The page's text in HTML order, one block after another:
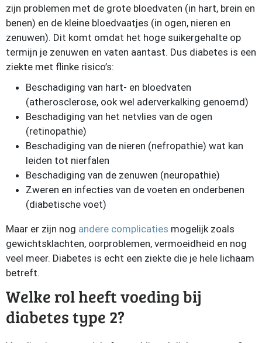
zijn problemen met de grote bloedvaten (in hart, brein en
benen) en de kleine bloedvaatjes (in ogen, nieren en
zenuwen). Dit komt omdat het hoge suikergehalte op
termijn je zenuwen en vaten aantast. Dus diabetes is een
ziekte met flinke risico’s:
Beschadiging van hart- en bloedvaten
(atherosclerose, ook wel aderverkalking genoemd)
Beschadiging van het netvlies van de ogen
(retinopathie)
Beschadiging van de nieren (nefropathie) wat kan
leiden tot nierfalen
Beschadiging van de zenuwen (neuropathie)
Zweren en infecties van de voeten en onderbenen
(diabetische voet)
Maar er zijn nog andere complicaties mogelijk zoals
gewichtsklachten, oorproblemen, vermoeidheid en nog
veel meer. Diabetes is echt een ziekte die je hele lichaam
betreft.
Welke rol heeft voeding bij
diabetes type 2?